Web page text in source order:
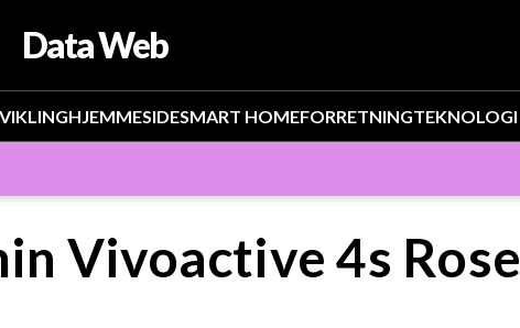
Data Web
HJEMMESIDESMART HOMEFORRETNINGTEKNOLOGI
Vivoactive 4s Rose